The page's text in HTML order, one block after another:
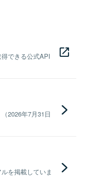
できる公式API
2026年7月31日
を掲載していま